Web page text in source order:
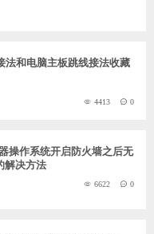
法和电脑主板跳线接法收藏
4413 0
操作系统开启防火墙之后无
解决方法
6622 0